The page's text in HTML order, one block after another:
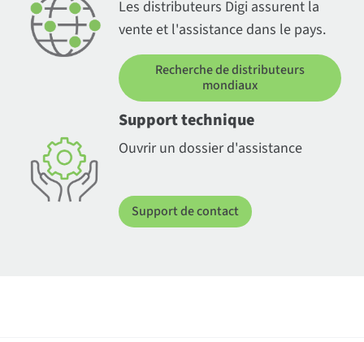
Les distributeurs Digi assurent la
vente et l'assistance dans le pays.
Recherche de distributeurs
mondiaux
Support technique
Ouvrir un dossier d'assistance
Support de contact